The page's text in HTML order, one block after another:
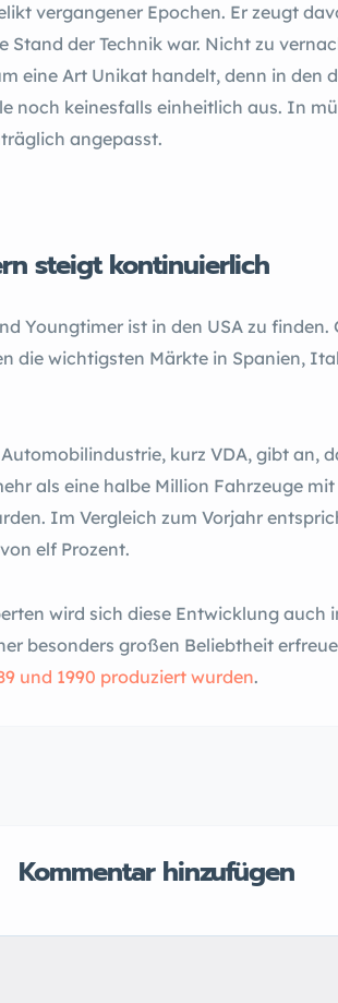
vergangener Epochen. Er zeugt
Stand der Technik war. Nicht zu
eine Art Unikat handelt, denn in den
noch keinesfalls einheitlich aus. In
angepasst.
steigt kontinuierlich
Youngtimer ist in den USA zu
die wichtigsten Märkte in Spanien,
kurz VDA, gibt an,
als eine halbe Million Fahrzeuge
Im Vergleich zum Vorjahr
elf Prozent.
wird sich diese Entwicklung auch
besonders großen Beliebtheit
und 1990 produziert wurden.
Kommentar hinzufügen